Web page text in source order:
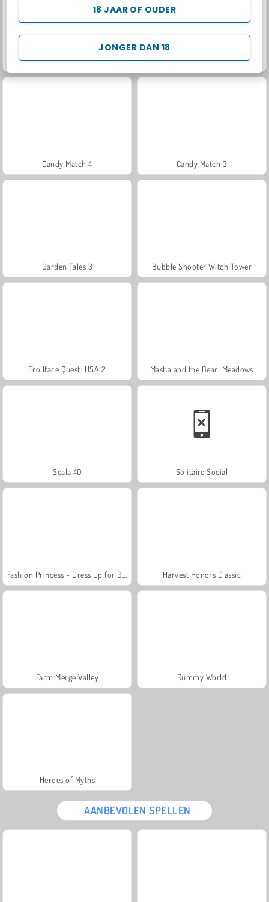
JONGER DAN 18
18 JAAR OF OUDER
Juice Merge Candy Crusher
Candy Match 4 Candy Match 3
Garden Tales 3 Bubble Shooter Witch Tower
Trollface Quest: USA 2 Masha and the Bear: Meadows
Scala 40 Solitaire Social
Harvest Honors Classic
Farm Merge Valley Rummy World
Heroes of Myths
AANBEVOLEN SPELLEN